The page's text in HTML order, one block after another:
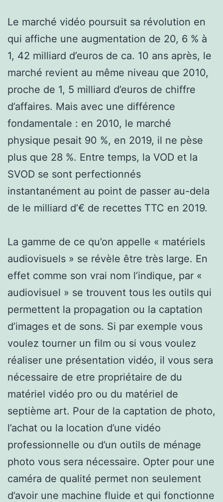
Le marché vidéo poursuit sa révolution en
qui affiche une augmentation de 20, 6 % à
1, 42 milliard d’euros de ca. 10 ans après, le
marché revient au même niveau que 2010,
proche de 1, 5 milliard d’euros de chiffre
d’affaires. Mais avec une différence
fondamentale : en 2010, le marché
physique pesait 90 %, en 2019, il ne pèse
plus que 28 %. Entre temps, la VOD et la
SVOD se sont perfectionnés
instantanément au point de passer au-dela
de le milliard d’€ de recettes TTC en 2019.
La gamme de ce qu’on appelle « matériels
audiovisuels » se révèle être très large. En
effet comme son vrai nom l’indique, par «
audiovisuel » se trouvent tous les outils qui
permettent la propagation ou la captation
d’images et de sons. Si par exemple vous
voulez tourner un film ou si vous voulez
réaliser une présentation vidéo, il vous sera
nécessaire de etre propriétaire de du
matériel vidéo pro ou du matériel de
septième art. Pour de la captation de photo,
l’achat ou la location d’une vidéo
professionnelle ou d’un outils de ménage
photo vous sera nécessaire. Opter pour une
caméra de qualité permet non seulement
d’avoir une machine fluide et qui fonctionne